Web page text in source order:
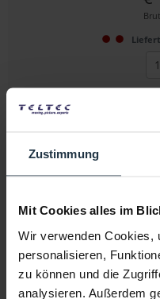
Zustimmung
Mit Cookies alles im
Wir verwenden Cookies,
personalisieren,
zu können und die
analysieren. Außerdem
Miller 1/
für